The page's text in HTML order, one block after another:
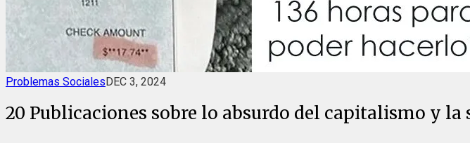
Problemas SocialesDEC 3, 2024
20 Publicaciones sobre lo absurdo del capitalismo y